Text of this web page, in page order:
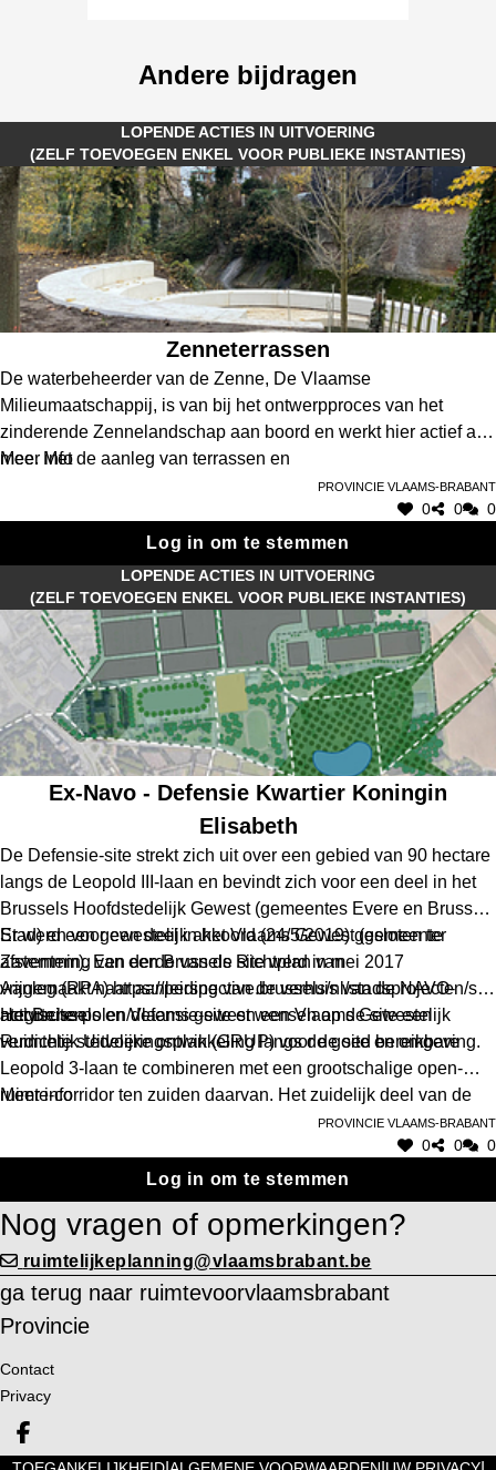
Andere bijdragen
LOPENDE ACTIES IN UITVOERING
(ZELF TOEVOEGEN ENKEL VOOR PUBLIEKE INSTANTIES)
Zenneterrassen
De waterbeheerder van de Zenne, De Vlaamse
Milieumaatschappij, is van bij het ontwerpproces van het
zinderende Zennelandschap aan boord en werkt hier actief aan
mee. Met de aanleg van terrassen en
verblijfplaatsen langsheen de Zenne en de acties rond de
Milieumaatschappij haar enthousiasme aantonen.
Meer info
Provincie Vlaams-Brabant
0 0 0
Log in om te stemmen
LOPENDE ACTIES IN UITVOERING
(ZELF TOEVOEGEN ENKEL VOOR PUBLIEKE INSTANTIES)
Ex-Navo - Defensie Kwartier Koningin
Elisabeth
De Defensie-site strekt zich uit over een gebied van 90 hectare
langs de Leopold III-laan en bevindt zich voor een deel in het
Brussels Hoofdstedelijk Gewest (gemeentes Evere en Brussel-
Stad) en voor een deel in het Vlaams Gewest (gemeente
Zaventem). Een derde van de site werd in mei 2017
vrijgemaakt naar aanleiding van de verhuis van de NAVO-
activiteiten.
Er werd een gewestelijk akkoord (24/5/2019) gesloten ter
afstemming van een Brussels Richtplan van
Aanleg (RPA) https://perspective.brussels/nl/stadsprojecten/str
ategische-polen/defensie-site en een Vlaams Gewestelijk
Ruimtelijk Uitvoeringsplan (GRUP) voor de site en omgeving.
Het Brussels en Vlaams gewest wensen op de site een
verdichte stedelijke ontwikkeling langs de goed bereikbare
Leopold 3-laan te combineren met een grootschalige open-
ruimte-corridor ten zuiden daarvan. Het zuidelijk deel van de
Defensie-site wordt ontwikkeld tot ecologisch landschapspark
met delen natuur en bos, delen park en delen stadslandbouw.
Meer info
Provincie Vlaams-Brabant
0 0 0
Log in om te stemmen
Nog vragen of opmerkingen?
ruimtelijkeplanning@vlaamsbrabant.be
ga terug naar ruimtevoorvlaamsbrabant
Provincie
Contact
Privacy
Deel op facebook